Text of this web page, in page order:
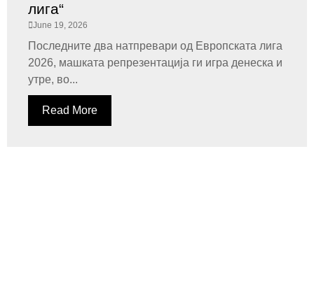
лига“
June 19, 2026
Последните два натпревари од Европската лига
2026, машката репрезентација ги игра денеска и
утре, во...
Read More